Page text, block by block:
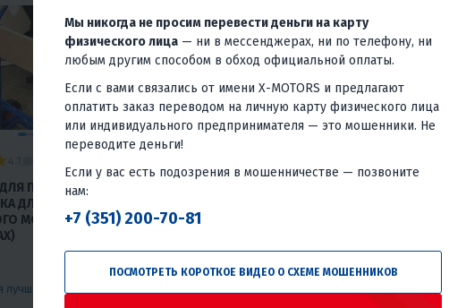
ПЛМ
ДЛЯ
МОТОРА НА
лучшей цены
Гарантия лучшей цены
SEANOVO
Гарантия
Мы никогда не просим перевести деньги на карту
физического лица — ни в мессенджерах, ни по телефону, ни
любым другим способом в обход официальной оплаты.
Если с вами связались от имени X-MOTORS и предлагают
оплатить заказ переводом на личную карту физического лица
или индивидуального предпринимателя — это мошенники. Не
переводите деньги!
Если у вас есть подозрения в мошенничестве — позвоните
нам:
+7 (351) 200-70-81
ПОСМОТРЕТЬ КОРОТКОЕ ВИДЕО О СХЕМЕ МОШЕННИКОВ